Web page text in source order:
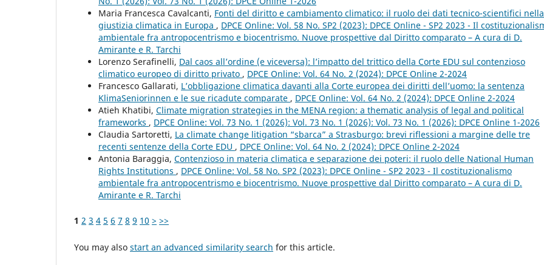
Maria Francesca Cavalcanti, Fonti del diritto e cambiamento climatico: il ruolo dei dati tecnico-scientifici nella
giustizia climatica in Europa , DPCE Online: Vol. 58 No. SP2 (2023): DPCE Online - SP2 2023 - Il
ambientale fra antropocentrismo e biocentrismo. Nuove prospettive dal Diritto comparato – A cura di D.
Amirante e R. Tarchi
Lorenzo Serafinelli, Dal caos all’ordine (e viceversa): l’impatto del trittico della Corte EDU sul contenzioso
climatico europeo di diritto privato , DPCE Online: Vol. 64 No. 2 (2024): DPCE Online 2-2024
Francesco Gallarati, L’obbligazione climatica davanti alla Corte europea dei diritti dell’uomo: la sentenza
KlimaSeniorinnen e le sue ricadute comparate , DPCE Online: Vol. 64 No. 2 (2024): DPCE Online 2-2024
Atieh Khatibi, Climate migration strategies in the MENA region: a thematic analysis of legal and political
frameworks , DPCE Online: Vol. 73 No. 1 (2026): Vol. 73 No. 1 (2026): Vol. 73 No. 1 (2026): DPCE Online 1-2026
Claudia Sartoretti, La climate change litigation “sbarca” a Strasburgo: brevi riflessioni a margine delle tre
recenti sentenze della Corte EDU , DPCE Online: Vol. 64 No. 2 (2024): DPCE Online 2-2024
Antonia Baraggia, Contenzioso in materia climatica e separazione dei poteri: il ruolo delle National Human
Rights Institutions , DPCE Online: Vol. 58 No. SP2 (2023): DPCE Online - SP2 2023 - Il costituzionalismo
ambientale fra antropocentrismo e biocentrismo. Nuove prospettive dal Diritto comparato – A cura di D.
Amirante e R. Tarchi
1 2 3 4 5 6 7 8 9 10 > >>
You may also start an advanced similarity search for this article.